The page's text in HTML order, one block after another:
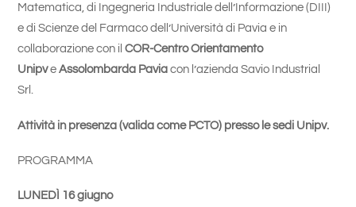
Matematica, di Ingegneria Industriale dell’Informazione (DIII)
e di Scienze del Farmaco dell’Università di Pavia e in
collaborazione con il COR-Centro Orientamento
UnipveAssolombarda Pavia con l’azienda Savio Industrial
Srl.
Attività in presenza (valida come PCTO) presso le sedi Unipv.
PROGRAMMA
LUNEDÌ 16 giugno